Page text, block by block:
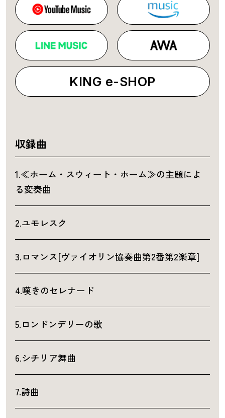
KING e-SHOP
収録曲
1.≪ホーム・スウィート・ホーム≫の主題によ
る変奏曲
2.ユモレスク
3.ロマンス[ヴァイオリン協奏曲第2番第2楽章]
4.嘆きのセレナード
5.ロンドンデリーの歌
6.シチリア舞曲
7.詩曲